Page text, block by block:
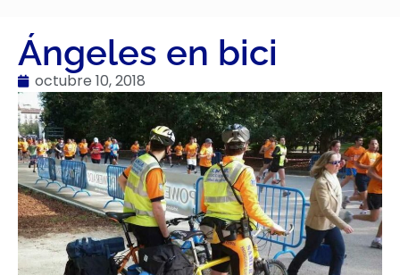
Ángeles en bici
octubre 10, 2018